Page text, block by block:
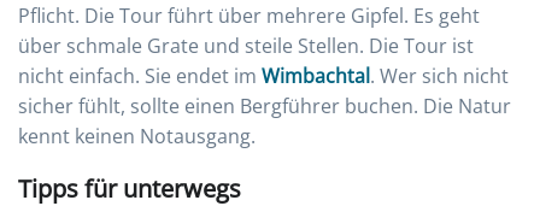
Pflicht. Die Tour führt über mehrere Gipfel. Es geht
über schmale Grate und steile Stellen. Die Tour ist
nicht einfach. Sie endet im Wimbachtal. Wer sich nicht
sicher fühlt, sollte einen Bergführer buchen. Die Natur
kennt keinen Notausgang.
Tipps für unterwegs